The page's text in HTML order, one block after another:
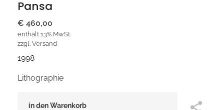
Pansa
€ 460,00
enthält 13% MwSt.
zzgl. Versand
1998
Lithographie
in den Warenkorb